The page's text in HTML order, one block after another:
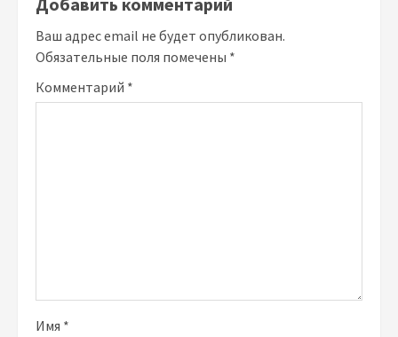
Ваш адрес email не будет опубликован.
Обязательные поля помечены *
Комментарий *
Имя *